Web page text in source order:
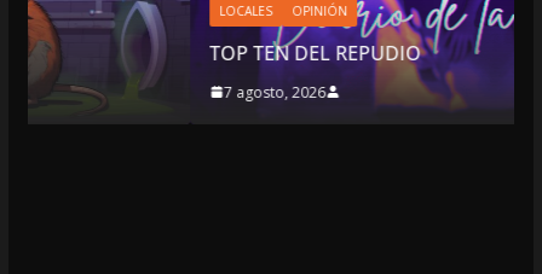
LOCALES OPINIÓN
TOP TEN DEL REPUDIO
7 agosto, 2026